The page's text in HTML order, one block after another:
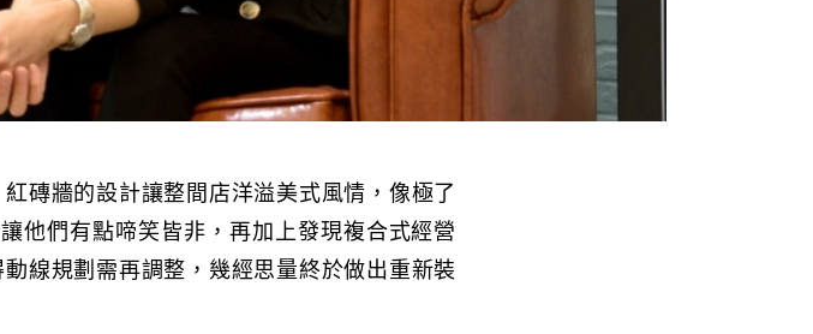
磚牆的設計讓整間店洋溢美式風情，像極了
他們有點啼笑皆非，再加上發現複合式經營
線規劃需再調整，幾經思量終於做出重新裝